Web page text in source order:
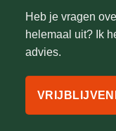
Heb je vragen
helemaal uit? Ik
advies.